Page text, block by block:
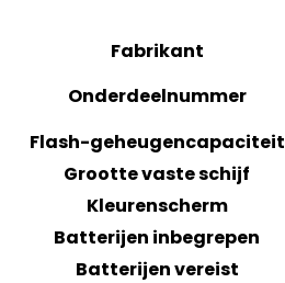
Fabrikant
Onderdeelnummer
Flash-geheugencapaciteit
Grootte vaste schijf
Kleurenscherm
Batterijen inbegrepen
Batterijen vereist